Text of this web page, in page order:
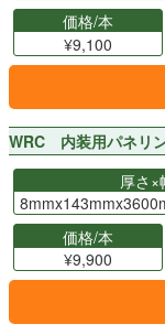
価格/本
¥9,100
WRC 内装用パネリ
厚さ×
価格/本
¥9,900